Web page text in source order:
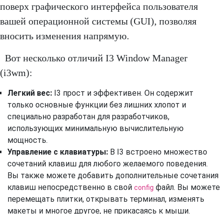
поверх графического интерфейса пользователя
вашей операционной системы (GUI), позволяя
вносить изменения напрямую.
Вот несколько отличий I3 Window Manager
(i3wm):
Легкий вес: I3 прост и эффективен. Он содержит
только основные функции без лишних хлопот и
специально разработан для разработчиков,
использующих минимальную вычислительную
мощность.
Управление с клавиатуры: В I3 встроено множество
сочетаний клавиш для любого желаемого поведения.
Вы также можете добавить дополнительные сочетания
клавиш непосредственно в свой config файл. Вы можете
перемещать плитки, открывать терминал, изменять
макеты и многое другое, не прикасаясь к мыши.